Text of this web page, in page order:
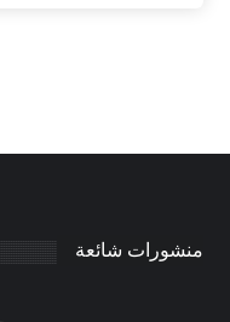
منشورات شائعة